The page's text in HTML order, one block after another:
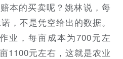
本的买卖呢？姚林说，每
，不是凭空给出的数据。
业，每亩成本为700元左
1100元左右，这就是农业